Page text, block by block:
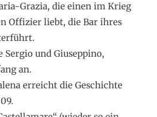
Grazia, die einen im Krieg
Offizier liebt, die Bar ihres
Sergio und Giuseppino,
an.
erreicht die Geschichte